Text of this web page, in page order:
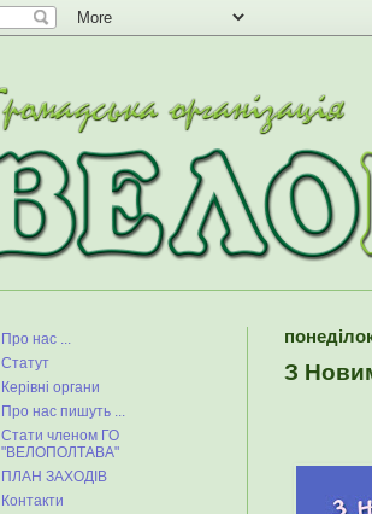
З
Про нас ...
Статут
Керівні органи
Про нас пишуть ...
Стати членом ГО
"ВЕЛОПОЛТАВА"
ПЛАН ЗАХОДІВ
Контакти